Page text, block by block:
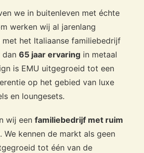
we in buitenleven met échte
werken wij al jarenlang
met het Italiaanse familiebedrijf
dan 65 jaar ervaring in metaal
is EMU uitgegroeid tot een
op het gebied van luxe
en loungesets.
wij een familiebedrijf met ruim
. We kennen de markt als geen
tot één van de